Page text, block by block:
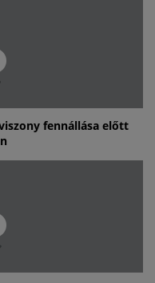
fennállása előtt